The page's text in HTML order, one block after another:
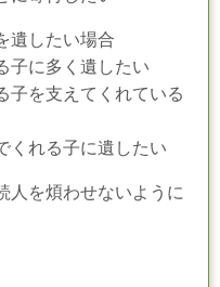
遺したい場合
多く遺したい
えてくれている
子に遺したい
人を煩わせないように